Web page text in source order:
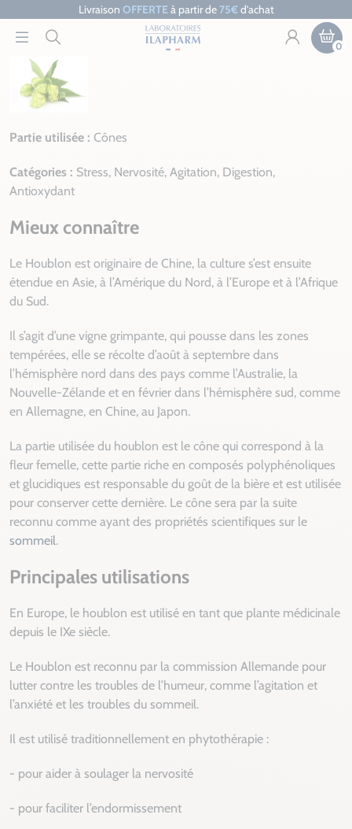
Livraison OFFERTEà partir de 75€d’achat
0
Partie utilisée : Cônes
Catégories : Stress, Nervosité, Agitation, Digestion,
Antioxydant
Mieux connaître
Le Houblon est originaire de Chine, la culture s’est ensuite
étendue en Asie, à l’Amérique du Nord, à l’Europe et à l’Afrique
du Sud.
Il s’agit d’une vigne grimpante, qui pousse dans les zones
tempérées, elle se récolte d’août à septembre dans
l’hémisphère nord dans des pays comme l’Australie, la
Nouvelle-Zélande et en février dans l’hémisphère sud, comme
en Allemagne, en Chine, au Japon.
La partie utilisée du houblon est le cône qui correspond à la
fleur femelle, cette partie riche en composés polyphénoliques
et glucidiques est responsable du goût de la bière et est utilisée
pour conserver cette dernière. Le cône sera par la suite
reconnu comme ayant des propriétés scientifiques sur le
sommeil.
Principales utilisations
En Europe, le houblon est utilisé en tant que plante médicinale
depuis le IXe siècle.
Le Houblon est reconnu par la commission Allemande pour
lutter contre les troubles de l’humeur, comme l’agitation et
l’anxiété et les troubles du sommeil.
Il est utilisé traditionnellement en phytothérapie :
- pour aider à soulager la nervosité
- pour faciliter l’endormissement